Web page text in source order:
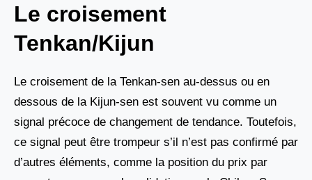
Le croisement
Tenkan/Kijun
Le croisement de la Tenkan-sen au-dessus ou en
dessous de la Kijun-sen est souvent vu comme un
signal précoce de changement de tendance. Toutefois,
ce signal peut être trompeur s’il n’est pas confirmé par
d’autres éléments, comme la position du prix par